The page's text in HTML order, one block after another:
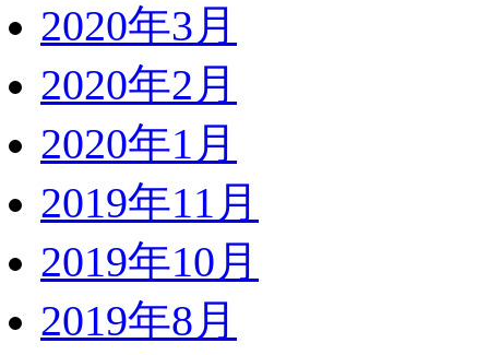
2020年3月
2020年2月
2020年1月
2019年11月
2019年10月
2019年8月